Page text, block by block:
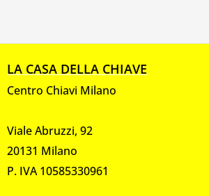
LA CASA DELLA CHIAVE
Centro Chiavi Milano
Viale Abruzzi, 92
20131 Milano
P. IVA 10585330961